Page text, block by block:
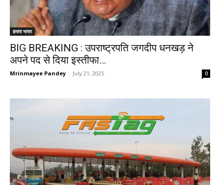
हमारा भारत
BIG BREAKING : उपराष्ट्रपति जगदीप धनखड़ ने
अपने पद से दिया इस्तीफा…
Mrinmayee Pandey - July 21, 2025 0